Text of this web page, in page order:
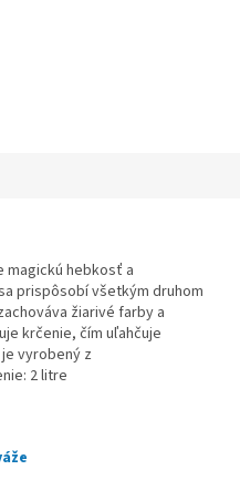
magickú hebkosť a
prispôsobí všetkým druhom
žiarivé farby a
krčenie, čím uľahčuje
vyrobený z
2 litre